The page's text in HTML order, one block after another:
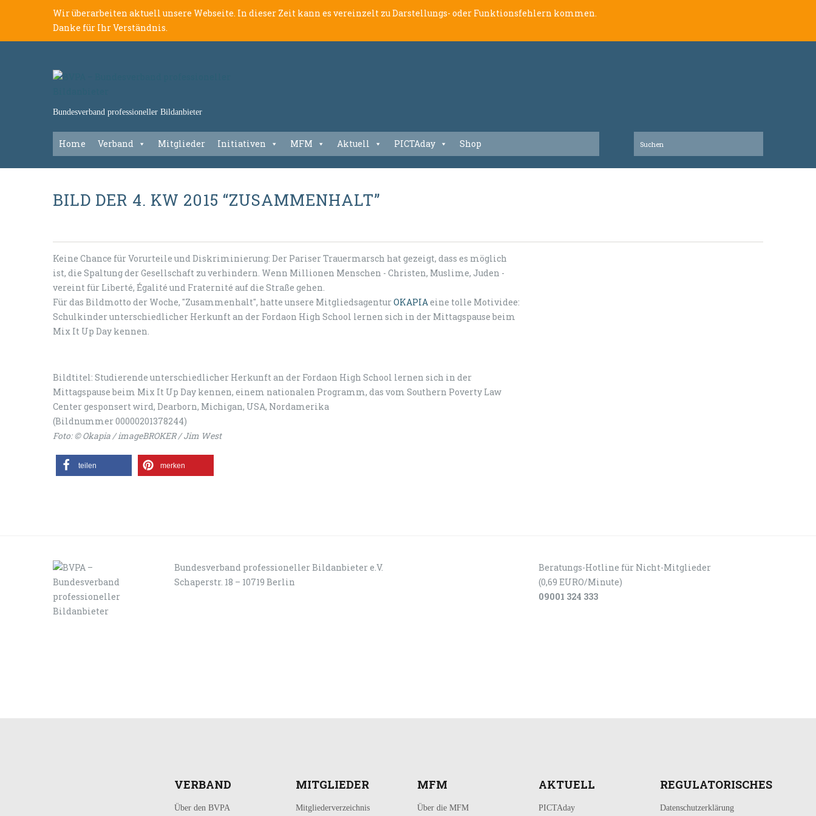
Wir überarbeiten aktuell unsere Webseite. In dieser Zeit kann es vereinzelt zu Darstellungs- oder Funktionsfehlern kommen.
Danke für Ihr Verständnis.
Bundesverband professioneller Bildanbieter
Home Verband Mitglieder Initiativen MFM Aktuell PICTAday Shop
BILD DER 4. KW 2015 “ZUSAMMENHALT”
Keine Chance für Vorurteile und Diskriminierung: Der Pariser Trauermarsch hat gezeigt, dass es möglich
ist, die Spaltung der Gesellschaft zu verhindern. Wenn Millionen Menschen - Christen, Muslime, Juden -
vereint für Liberté, Égalité und Fraternité auf die Straße gehen.
Für das Bildmotto der Woche, "Zusammenhalt", hatte unsere MitgliedsagenturOKAPIAeine tolle Motividee:
Schulkinder unterschiedlicher Herkunft an der Fordaon High School lernen sich in der Mittagspause beim
Mix It Up Day kennen.
Bildtitel: Studierende unterschiedlicher Herkunft an der Fordaon High School lernen sich in der
Mittagspause beim Mix It Up Day kennen, einem nationalen Programm, das vom Southern Poverty Law
Center gesponsert wird, Dearborn, Michigan, USA, Nordamerika
(Bildnummer 00000201378244)
Foto: © Okapia / imageBROKER / Jim West
teilen merken
Bundesverband professioneller Bildanbieter e.V.
Schaperstr. 18 – 10719 Berlin
Beratungs-Hotline für Nicht-Mitglieder
(0,69 EURO/Minute)
09001 324 333
VERBAND
Über den BVPA
MITGLIEDER
Mitgliederverzeichnis
MFM
Über die MFM
AKTUELL
PICTAday
REGULATORISCHES
Datenschutzerklärung